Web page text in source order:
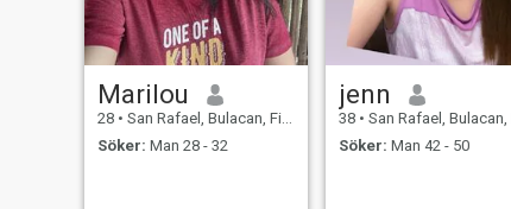
Marilou
28 • San Rafael, Bulacan, Filippinerna
Söker: Man 28 - 32
jenn
38 • San Rafael, Bulacan,
Söker: Man 42 - 50